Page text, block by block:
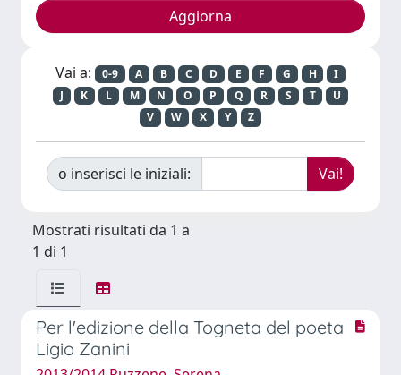
Vai a: 0-9 A B C D E F G H
I
J
K L M N O P Q R S T
U
V
W X Y Z
o inserisci le iniziali:
Mostrati risultati da 1 a
1 di 1
Per l'edizione della Togneta del poeta
Ligio Zanini